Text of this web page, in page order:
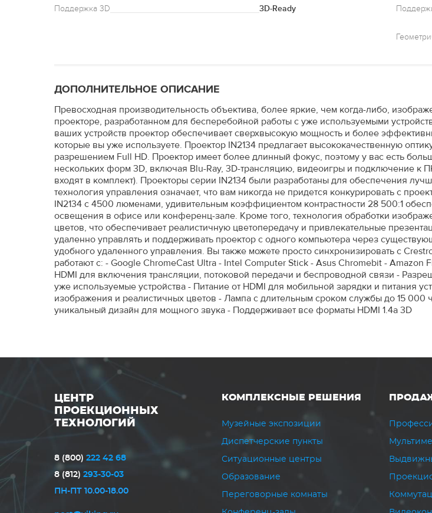
Поддержка 3D
3D-Ready
ДОПОЛНИТЕЛЬНОЕ ОПИСАНИЕ
Превосходная производительность объектива, более яркие, чем когда-либо,
проекторе, разработанном для бесперебойной работы с уже используемыми
ваших устройств проектор обеспечивает сверхвысокую мощность и более
которые вы уже используете. Проектор IN2134 предлагает высококачественную
разрешением Full HD. Проектор имеет более длинный фокус, поэтому у вас есть
нескольких форм 3D, включая Blu-Ray, 3D-трансляцию, видеоигры и подключение к
входят в комплект). Проекторы серии IN2134 были разработаны для обеспечения
технология управления означает, что вам никогда не придется конкурировать с
IN2134 с 4500 люменами, удивительным коэффициентом контрастности 28 500:1
освещения в офисе или конференц-зале. Кроме того, технология обработки
цветов, что обеспечивает реалистичную цветопередачу и привлекательные
удаленно управлять и поддерживать проектор с одного компьютера через
удобного удаленного управления. Вы также можете просто синхронизировать с
работают с: - Google ChromeCast Ultra - Intel Computer Stick - Asus Chromebit -
HDMI для включения трансляции, потоковой передачи и беспроводной связи -
уже используемые устройства - Питание от HDMI для мобильной зарядки и питания
изображения и реалистичных цветов - Лампа с длительным сроком службы до 15 000
уникальный дизайн для мощного звука - Поддерживает все форматы HDMI 1.4a 3D
ЦЕНТР
ПРОЕКЦИОННЫХ
ТЕХНОЛОГИЙ
8 (800) 222 42 68
8 (812) 293-30-03
ПН-ПТ 10.00-18.00
КОМПЛЕКСНЫЕ РЕШЕНИЯ
Музейные экспозиции
Диспетчерские пункты
Ситуационные центры
Образование
Переговорные комнаты